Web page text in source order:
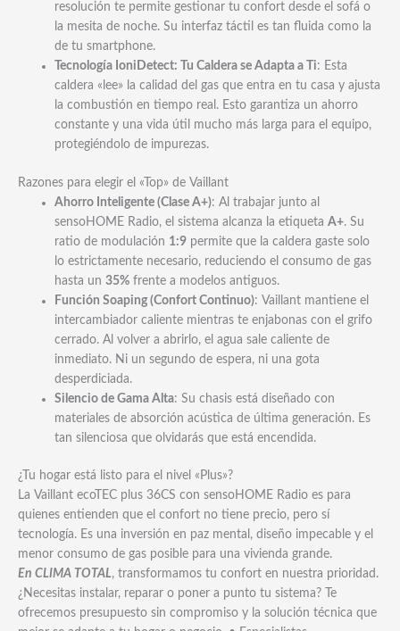
resolución te permite gestionar tu confort desde el sofá o
la mesita de noche. Su interfaz táctil es tan fluida como la
de tu smartphone.
Tecnología IoniDetect: Tu Caldera se Adapta a Ti: Esta
caldera «lee» la calidad del gas que entra en tu casa y ajusta
la combustión en tiempo real. Esto garantiza un ahorro
constante y una vida útil mucho más larga para el equipo,
protegiéndolo de impurezas.
Razones para elegir el «Top» de Vaillant
Ahorro Inteligente (Clase A+): Al trabajar junto al
sensoHOME Radio, el sistema alcanza la etiquetaA+. Su
ratio de modulación 1:9 permite que la caldera gaste solo
lo estrictamente necesario, reduciendo el consumo de gas
hasta un35% frente a modelos antiguos.
Función Soaping (Confort Continuo): Vaillant mantiene el
intercambiador caliente mientras te enjabonas con el grifo
cerrado. Al volver a abrirlo, el agua sale caliente de
inmediato. Ni un segundo de espera, ni una gota
desperdiciada.
Silencio de Gama Alta: Su chasis está diseñado con
materiales de absorción acústica de última generación. Es
tan silenciosa que olvidarás que está encendida.
¿Tu hogar está listo para el nivel «Plus»?
La Vaillant ecoTEC plus 36CS con sensoHOME Radio es para
quienes entienden que el confort no tiene precio, pero sí
tecnología. Es una inversión en paz mental, diseño impecable y el
menor consumo de gas posible para una vivienda grande.
En CLIMA TOTAL, transformamos tu confort en nuestra prioridad.
¿Necesitas instalar, reparar o poner a punto tu sistema? Te
ofrecemos presupuesto sin compromiso y la solución técnica que